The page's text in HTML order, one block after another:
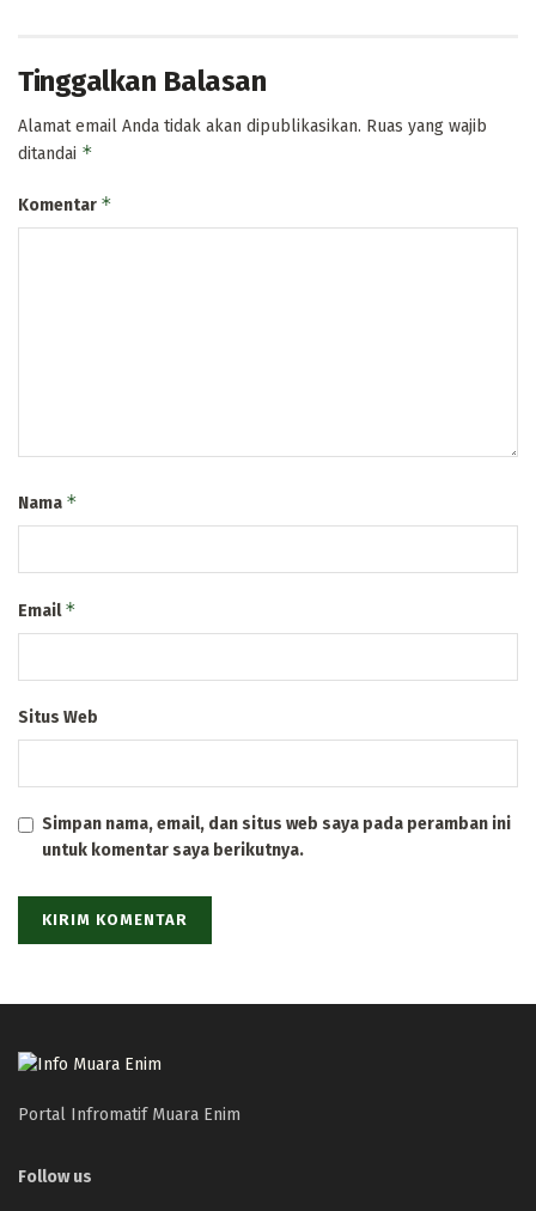
Tinggalkan Balasan
Alamat email Anda tidak akan dipublikasikan. Ruas yang wajib
ditandai *
Komentar *
Nama *
Email*
Situs Web
Simpan nama, email, dan situs web saya pada peramban ini
untuk komentar saya berikutnya.
Portal Infromatif Muara Enim
Follow us